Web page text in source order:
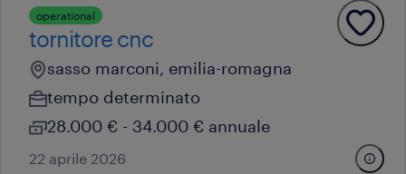
operational
tornitore cnc
sasso marconi, emilia-romagna
tempo determinato
28.000 € - 34.000 € annuale
22 aprile 2026